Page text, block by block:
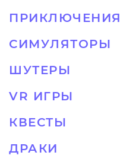
ПРИКЛЮЧЕНИЯ
СИМУЛЯТОРЫ
ШУТЕРЫ
VR ИГРЫ
КВЕСТЫ
ДРАКИ